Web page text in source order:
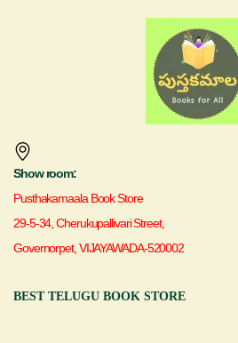
Show room:
Pusthakamaala Book Store
29-5-34, Cherukupallivari Street,
Governorpet, VIJAYAWADA-520002
BEST TELUGU BOOK STORE